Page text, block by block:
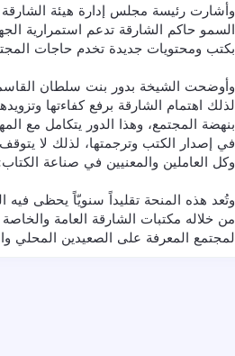
وأشارت رئيسة مجلس إدارة هيئة
السمو حاكم الشارقة تدعم استمرارية
بكتب ومحتويات جديدة تخدم حاجات
وأوضحت الشيخة بدور بنت سلطان
لذلك اهتمام الشارقة برفع كفاءتها
بنهضة المجتمع، وهذا الدور يتكامل مع
في إصدار الكتب وترجمتها، لذلك لا
وكل العاملين والمعنيين في صناعة
وتُعد هذه المنحة تقليداً سنويّاً يحظى
من خلاله مكتبات الشارقة العامة
لمجتمع المعرفة على الصعيدين المحلي